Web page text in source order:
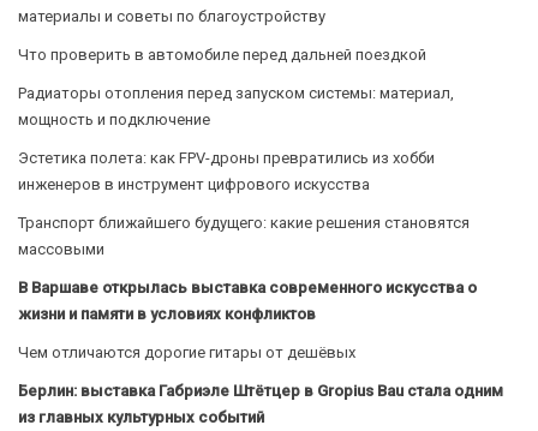
материалы и советы по благоустройству
Что проверить в автомобиле перед дальней поездкой
Радиаторы отопления перед запуском системы: материал,
мощность и подключение
Эстетика полета: как FPV-дроны превратились из хобби
инженеров в инструмент цифрового искусства
Транспорт ближайшего будущего: какие решения становятся
массовыми
В Варшаве открылась выставка современного искусства о
жизни и памяти в условиях конфликтов
Чем отличаются дорогие гитары от дешёвых
Берлин: выставка Габриэле Штётцер в Gropius Bau стала одним
из главных культурных событий